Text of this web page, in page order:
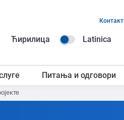
Ћирилица Latinica
заглавља
Контакт
Питања и одговори